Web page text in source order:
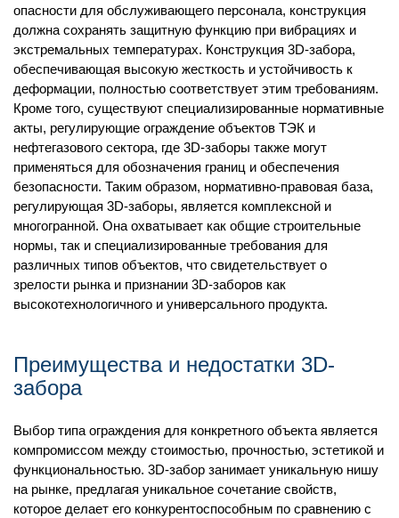
опасности для обслуживающего персонала, конструкция
должна сохранять защитную функцию при вибрациях и
экстремальных температурах. Конструкция 3D-забора,
обеспечивающая высокую жесткость и устойчивость к
деформации, полностью соответствует этим требованиям.
Кроме того, существуют специализированные нормативные
акты, регулирующие ограждение объектов ТЭК и
нефтегазового сектора, где 3D-заборы также могут
применяться для обозначения границ и обеспечения
безопасности. Таким образом, нормативно-правовая база,
регулирующая 3D-заборы, является комплексной и
многогранной. Она охватывает как общие строительные
нормы, так и специализированные требования для
различных типов объектов, что свидетельствует о
зрелости рынка и признании 3D-заборов как
высокотехнологичного и универсального продукта.
Преимущества и недостатки 3D-
забора
Выбор типа ограждения для конкретного объекта является
компромиссом между стоимостью, прочностью, эстетикой и
функциональностью. 3D-забор занимает уникальную нишу
на рынке, предлагая уникальное сочетание свойств,
которое делает его конкурентоспособным по сравнению с